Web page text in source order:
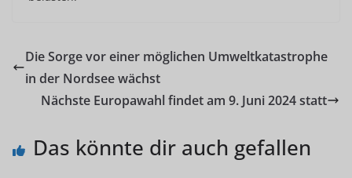
Die Sorge vor einer möglichen Umweltkatastrophe
in der Nordsee wächst
Nächste Europawahl findet am 9. Juni 2024 statt
Das könnte dir auch gefallen